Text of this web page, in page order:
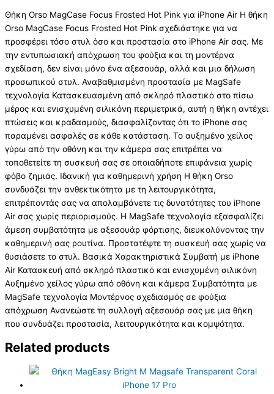
Θήκη Orso MagCase Focus Frosted Hot Pink για iPhone Air Η θήκη
Orso MagCase Focus Frosted Hot Pink σχεδιάστηκε για να
προσφέρει τόσο στυλ όσο και προστασία στο iPhone Air σας. Με
την εντυπωσιακή απόχρωση του φούξια και τη μοντέρνα
σχεδίαση, δεν είναι μόνο ένα αξεσουάρ, αλλά και μια δήλωση
προσωπικού στυλ. Αναβαθμισμένη προστασία με MagSafe
τεχνολογία Κατασκευασμένη από σκληρό πλαστικό στο πίσω
μέρος και ενισχυμένη σιλικόνη περιμετρικά, αυτή η θήκη αντέχει
πτώσεις και κραδασμούς, διασφαλίζοντας ότι το iPhone σας
παραμένει ασφαλές σε κάθε κατάσταση. Το αυξημένο χείλος
γύρω από την οθόνη και την κάμερα σας επιτρέπει να
τοποθετείτε τη συσκευή σας σε οποιαδήποτε επιφάνεια χωρίς
φόβο ζημιάς. Ιδανική για καθημερινή χρήση Η θήκη Orso
συνδυάζει την ανθεκτικότητα με τη λειτουργικότητα,
επιτρέποντάς σας να απολαμβάνετε τις δυνατότητες του iPhone
Air σας χωρίς περιορισμούς. Η MagSafe τεχνολογία εξασφαλίζει
άμεση συμβατότητα με αξεσουάρ φόρτισης, διευκολύνοντας την
καθημερινή σας ρουτίνα. Προστατέψτε τη συσκευή σας χωρίς να
θυσιάσετε το στυλ. Βασικά Χαρακτηριστικά Συμβατή με iPhone
Air Κατασκευή από σκληρό πλαστικό και ενισχυμένη σιλικόνη
Αυξημένο χείλος γύρω από οθόνη και κάμερα Συμβατότητα με
MagSafe τεχνολογία Μοντέρνος σχεδιασμός σε φούξια
απόχρωση Ανανεώστε τη συλλογή αξεσουάρ σας με μια θήκη
που συνδυάζει προστασία, λειτουργικότητα και κομψότητα.
Related products